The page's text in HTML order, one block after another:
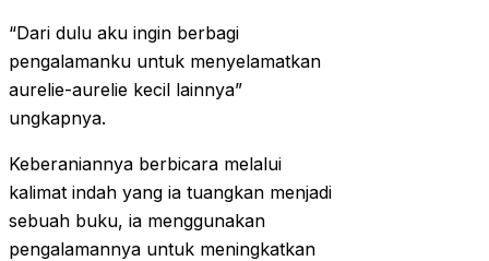
“Dari dulu aku ingin berbagi
pengalamanku untuk menyelamatkan
aurelie-aurelie kecil lainnya”
ungkapnya.
Keberaniannya berbicara melalui
kalimat indah yang ia tuangkan menjadi
sebuah buku, ia menggunakan
pengalamannya untuk meningkatkan